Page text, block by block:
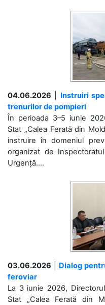
04.06.2026
Instruiri
trenurilor de pompieri
În perioada 3–5 iunie
Stat „Calea Ferată din
instruire în domeniul
organizat de
Urgență....
03.06.2026
Dialog
feroviar
La 3 iunie 2026,
Stat „Calea Ferată din